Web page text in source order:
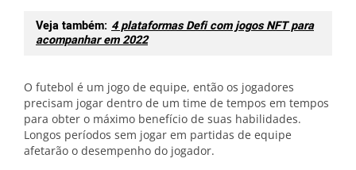
Veja também: 4 plataformas Defi com jogos NFT para
acompanhar em 2022
O futebol é um jogo de equipe, então os jogadores
precisam jogar dentro de um time de tempos em tempos
para obter o máximo benefício de suas habilidades.
Longos períodos sem jogar em partidas de equipe
afetarão o desempenho do jogador.